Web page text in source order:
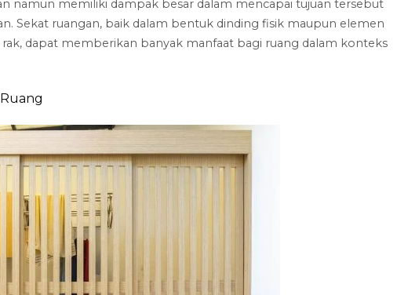
namun memiliki dampak besar dalam mencapai tujuan tersebut
Sekat ruangan, baik dalam bentuk dinding fisik maupun elemen
rak, dapat memberikan banyak manfaat bagi ruang dalam konteks